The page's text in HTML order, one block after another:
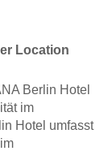
Location
Berlin Hotel
im
Hotel umfasst